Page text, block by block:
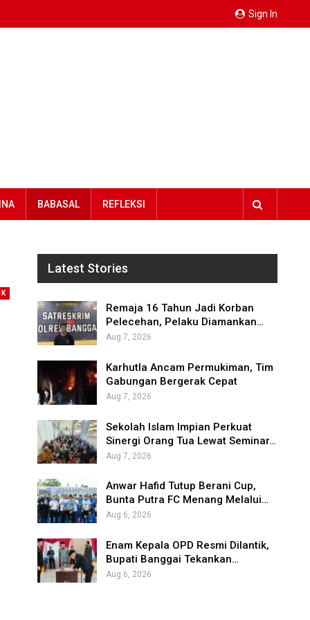
Sign In
BABASAL REFLEKSI
Latest Stories
Remaja 16 Tahun Jadi Korban
Pelecehan, Pelaku Diamankan…
Aug 7, 2026
Karhutla Ancam Permukiman, Tim
Gabungan Bergerak Cepat
Aug 7, 2026
Sekolah Islam Impian Perkuat
Sinergi Orang Tua Lewat Seminar…
Aug 7, 2026
Anwar Hafid Tutup Berani Cup,
Bunta Putra FC Menang Melalui…
Aug 6, 2026
Enam Kepala OPD Resmi Dilantik,
Bupati Banggai Tekankan…
Aug 6, 2026